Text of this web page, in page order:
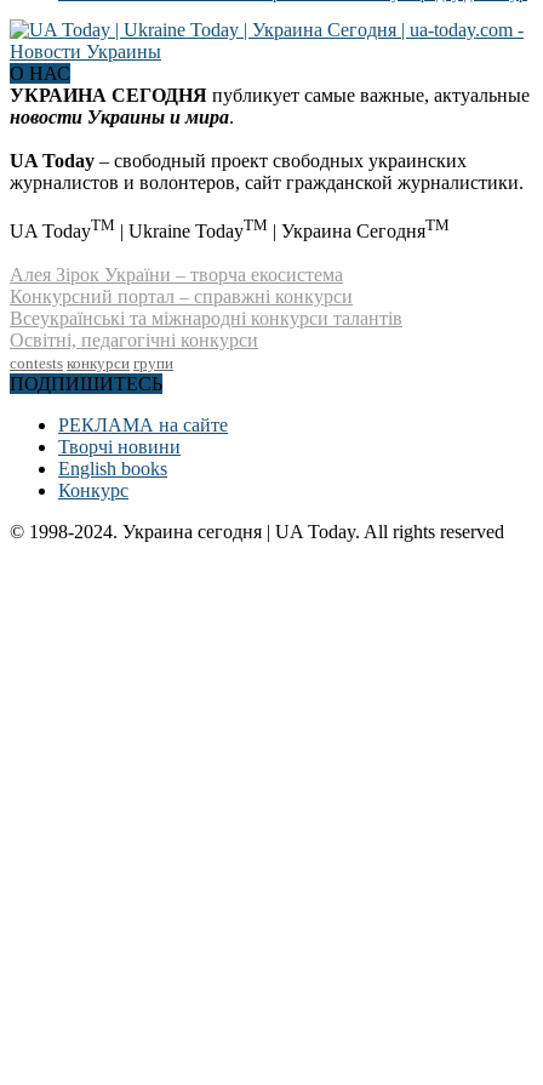
О НАС
УКРАИНА СЕГОДНЯ публикует самые важные, актуальные
новости Украины и мира.
UA Today – свободный проект свободных украинских
журналистов и волонтеров, сайт гражданской журналистики.
UA TodayTM | Ukraine TodayTM | Украина СегодняTM
Алея Зірок України – творча екосистема
Конкурсний портал – справжні конкурси
Всеукраїнські та міжнародні конкурси талантів
Освітні, педагогічні конкурси
contests конкурси групи
ПОДПИШИТЕСЬ
РЕКЛАМА на сайте
Творчі новини
English books
Конкурс
© 1998-2024. Украина сегодня | UA Today. All rights reserved